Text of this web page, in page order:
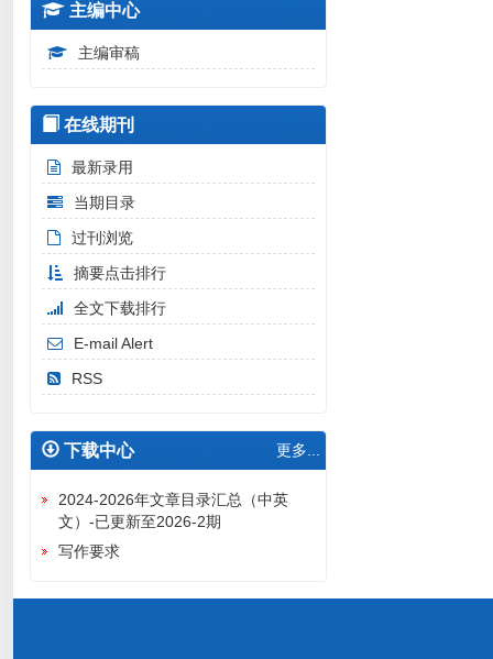
主编中心
主编审稿
在线期刊
最新录用
当期目录
过刊浏览
摘要点击排行
全文下载排行
E-mail Alert
RSS
下载中心 更多...
2024-2026年文章目录汇总（中英
文）-已更新至2026-2期
写作要求